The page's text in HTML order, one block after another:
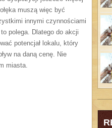
muszą więc być
innymi czynnościami
polega. Dlatego do akcji
potencjał lokalu, który
na daną cenę. Nie
miasta.